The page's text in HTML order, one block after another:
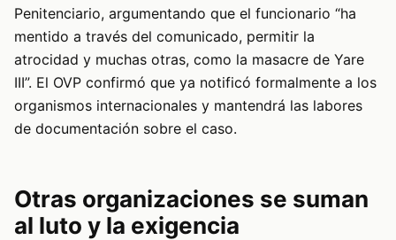
Penitenciario, argumentando que el funcionario “ha
mentido a través del comunicado, permitir la
atrocidad y muchas otras, como la masacre de Yare
III”. El OVP confirmó que ya notificó formalmente a los
organismos internacionales y mantendrá las labores
de documentación sobre el caso.
Otras organizaciones se suman
al luto y la exigencia